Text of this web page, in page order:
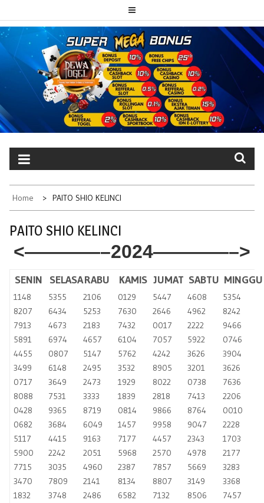
content
PAITO TOTO
DEWATOGEL
Portal berita dewatogel update setiap hari
Home PAITO SHIO KELINCI
PAITO SHIO KELINCI
<————–2024————–>
SENIN SELASARABU KAMIS JUMAT SABTU MINGGU
1148 5355 2106 0129 5447 4608
5354
8207
6434 5253 7630 2646 4962
8242
7913
4673 2183 7432 0017 2222
9466
5891
6974 4657 6104 7057 5922
0746
4455
0807 5147 5762 4242 3626
3904
3499
6148 2495 3532 8905 3201
3626
0717
3649 2473 1929 8022 0738
7636
8088
7531 3333 1839 2818 7413
2206
0428
9365 8719 0814 9866 8764
0010
0682
3684 6049 1457 9958 9047
2228
5117
4415 9163 7177 4457 2343
1703
5900
2242 2051 5968 2570 4978
2177
7715
3035 4960 2387 7857 5669
3283
3470
7809 2141 8134 8807 3149
3368
1832
3748 2486 6582 7132 8506
7457